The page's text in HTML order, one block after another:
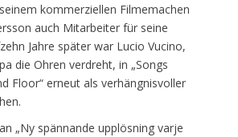
kommerziellen Filmemachen
auch Mitarbeiter für seine
Jahre später war Lucio Vucino,
die Ohren verdreht, in „Songs
Floor“ erneut als verhängnisvoller
„Ny spännande upplösning varje